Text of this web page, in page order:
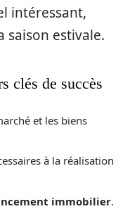
intéressant,
estivale.
clés de succès
et les biens
à la réalisation
immobilier.